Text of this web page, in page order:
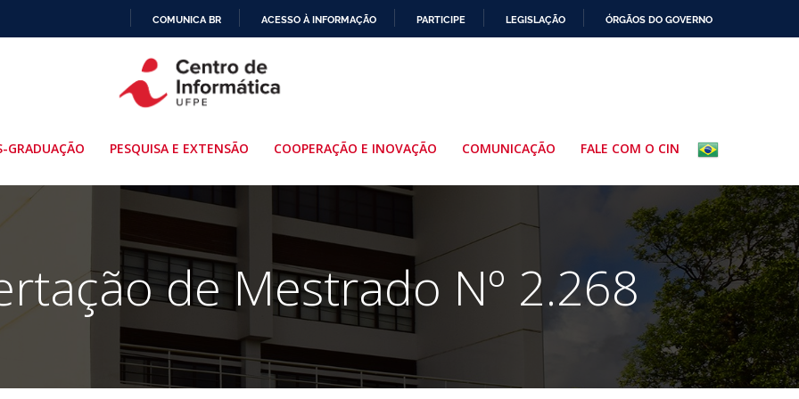
PARA
O
COMUNICA BR ACESSO À INFORMAÇÃO PARTICIPE LEGISLAÇÃO ÓRGÃOS DO GOVERNO
GRADUAÇÃO PESQUISA E EXTENSÃO COOPERAÇÃO E INOVAÇÃO COMUNICAÇÃO FALE COM O CIN
de Mestrado Nº 2.268